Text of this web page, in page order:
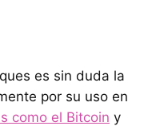
es sin duda la
por su uso en
como el Bitcoin y